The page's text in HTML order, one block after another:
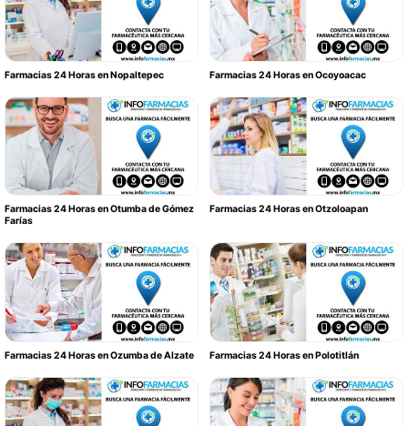
Farmacias 24 Horas en Nopaltepec Farmacias 24 Horas en Ocoyoacac
Farmacias 24 Horas en Otumba de Gómez
Farías
Farmacias 24 Horas en Otzoloapan
Farmacias 24 Horas en Ozumba de Alzate Farmacias 24 Horas en Polotitlán